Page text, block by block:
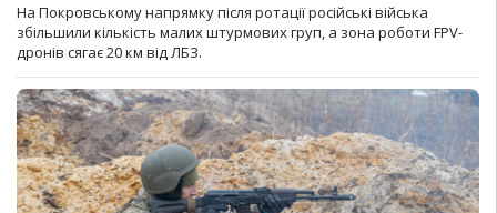
На Покровському напрямку після ротації російські війська
збільшили кількість малих штурмових груп, а зона роботи FPV-
дронів сягає 20 км від ЛБЗ.